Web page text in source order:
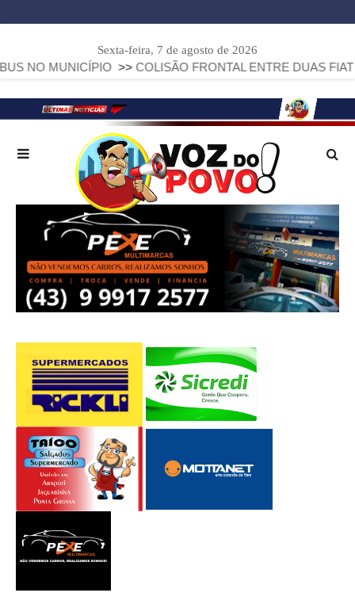
Sexta-feira, 7 de agosto de 2026
>> COLISÃO FRONTAL ENTRE DUAS FIAT STRADA